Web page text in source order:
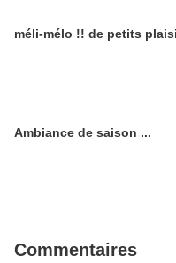
méli-mélo !! de petits
Ambiance de saison ...
Commentaires